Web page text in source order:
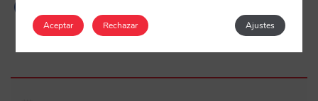
Aceptar Ajustes
Rechazar